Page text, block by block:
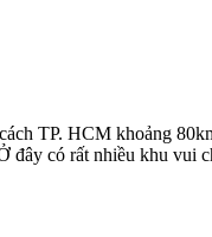
TP. HCM khoảng
có rất nhiều khu vui